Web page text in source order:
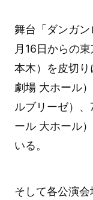
舞台「ダンガ
月16日からの
本木）を皮切
劇場 大ホール
ルブリーゼ）
ール 大ホール
いる。
そして各公演